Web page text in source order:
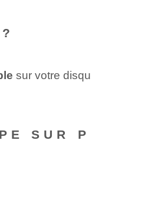
sur votre disqu
SUR P